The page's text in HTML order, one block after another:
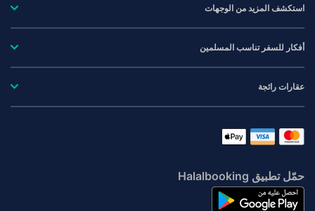
استكشف المزيد من الوجهات
أفكار للسفر تناسب المسلمين
عقارات رائجة
حمّل تطبيق Halalbooking